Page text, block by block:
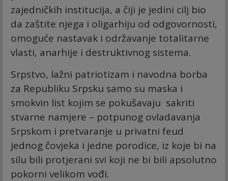
zajedničkih institucija, a čiji je jedini cilj bio
da zaštite njega i oligarhiju od odgovornosti,
omoguće nastavak i održavanje totalitarne
vlasti, anarhije i destruktivnog sistema.
Srpstvo, lažni patriotizam i navodna borba
za Republiku Srpsku samo su maska i
smokvin list kojim se pokušavaju sakriti
stvarne namjere – potpunog ovladavanja
Srpskom i pretvaranje u privatni feud
jednog čovjeka i jedne porodice, iz koje bi na
silu bili protjerani svi koji ne bi bili apsolutno
pokorni velikom vođi.